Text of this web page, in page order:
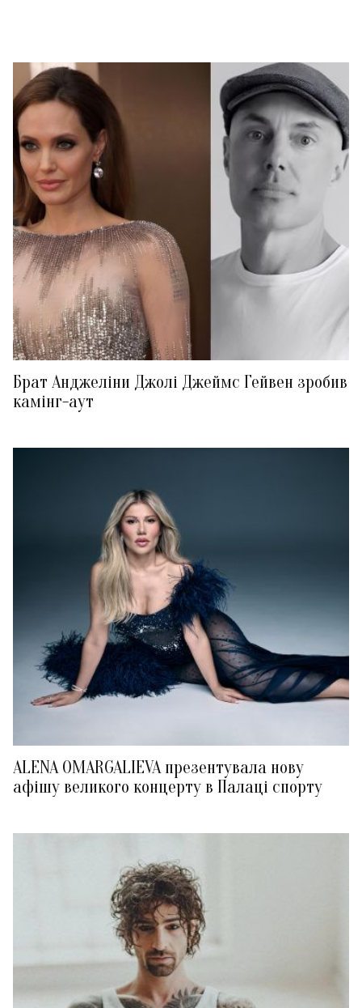
Брат Анджеліни Джолі Джеймс Гейвен зробив
камінг-аут
ALENA OMARGALIEVA презентувала нову
афішу великого концерту в Палаці спорту